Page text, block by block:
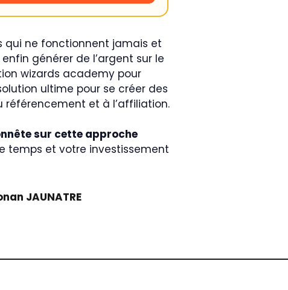
qui ne fonctionnent jamais et
générer de l’argent sur le
wizards academy pour
ultime pour se créer des
et à l’affiliation.
sur cette approche
temps et votre investissement
JAUNATRE